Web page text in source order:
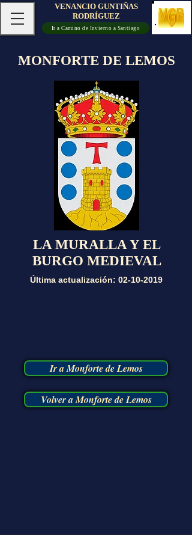
VENANCIO GUNTIÑAS
RODRÍGUEZ
Ir a Camino de Invierno a Santiago
LA MURALLA Y EL
BURGO MEDIEVAL
Última actualización: 02-10-2019
MONFORTE DE LEMOS
Ir a Monforte de Lemos
Volver a Monforte de Lemos